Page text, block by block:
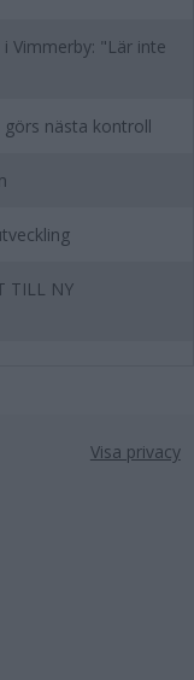
Vimmerby: "Lär inte
nästa kontroll
TILL NY
Visa privacy